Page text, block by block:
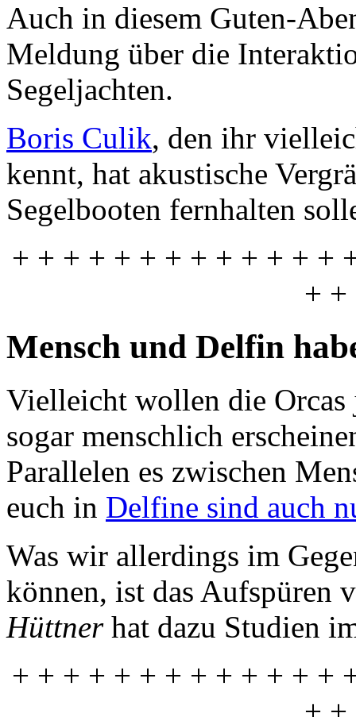
Auch in diesem Guten-
Meldung über die
Segeljachten.
Boris Culik, den ihr
kennt, hat akustische
Segelbooten fernhalten
+ + + + + + + + + + + + +
+ +
Mensch und Delfin
Vielleicht wollen die Orcas
sogar menschlich
Parallelen es zwischen
euch in Delfine sind auch
Was wir allerdings im
können, ist das Aufspüren
Hüttnerhat dazu Studien
+ + + + + + + + + + + + +